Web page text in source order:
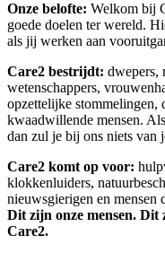
Onze belofte: Welkom bij
goede doelen ter wereld.
als jij werken aan
Care2 bestrijdt: dwepers,
wetenschappers,
opzettelijke stommelingen,
kwaadwillende mensen.
dan zul je bij ons niets van
Care2 komt op voor:
klokkenluiders,
nieuwsgierigen en mensen
Dit zijn onze mensen.
Care2.